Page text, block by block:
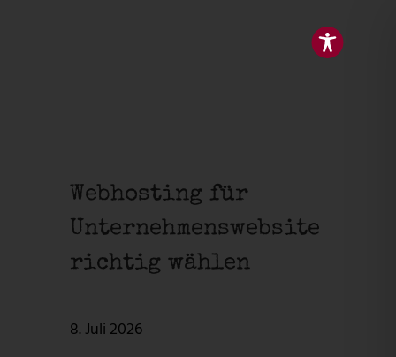
Webhosting für
Unternehmenswebsite
richtig wählen
8. Juli 2026